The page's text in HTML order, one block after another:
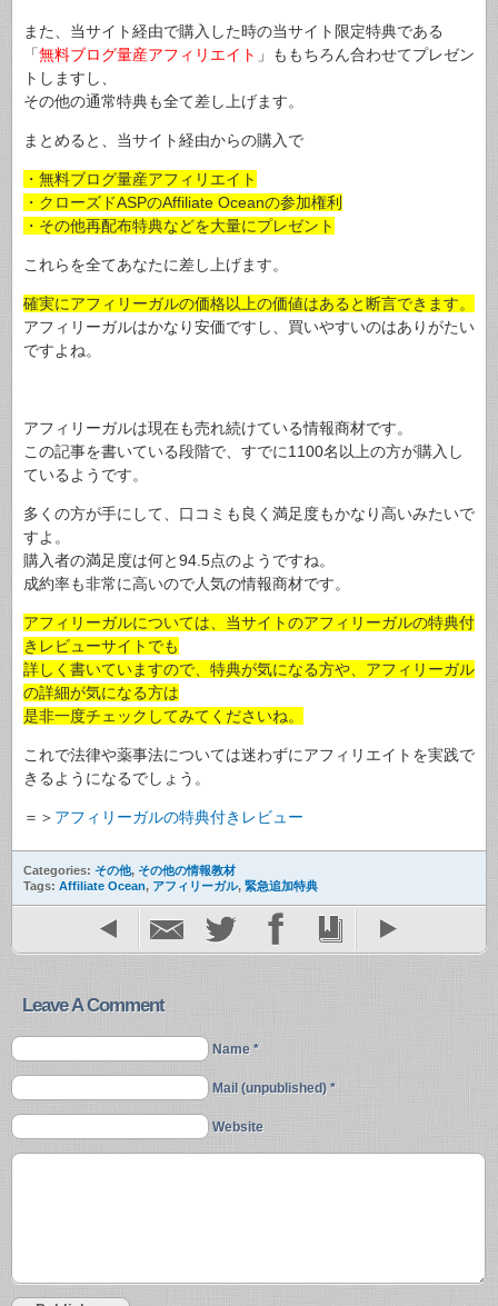
また、当サイト経由で購入した時の当サイト限定特典である
「無料ブログ量産アフィリエイト 」ももちろん合わせてプレゼン
トしますし、
その他の通常特典も全て差し上げます。
まとめると、当サイト経由からの購入で
・無料ブログ量産アフィリエイト
・クローズドASPのAffiliate Oceanの参加権利
・その他再配布特典などを大量にプレゼント
これらを全てあなたに差し上げます。
確実にアフィリーガルの価格以上の価値はあると断言できます。
アフィリーガルはかなり安価ですし、買いやすいのはありがたい
ですよね。
アフィリーガルは現在も売れ続けている情報商材です。
この記事を書いている段階で、すでに1100名以上の方が購入し
ているようです。
多くの方が手にして、口コミも良く満足度もかなり高いみたいで
すよ。
購入者の満足度は何と94.5点のようですね。
成約率も非常に高いので人気の情報商材です。
アフィリーガルについては、当サイトのアフィリーガルの特典付
きレビューサイトでも
詳しく書いていますので、特典が気になる方や、アフィリーガル
の詳細が気になる方は
是非一度チェックしてみてくださいね。
これで法律や薬事法については迷わずにアフィリエイトを実践で
きるようになるでしょう。
＝＞ アフィリーガルの特典付きレビュー
Categories: その他, その他の情報教材
Tags: Affiliate Ocean, アフィリーガル, 緊急追加特典
Leave A Comment
Name *
Mail (unpublished) *
Website